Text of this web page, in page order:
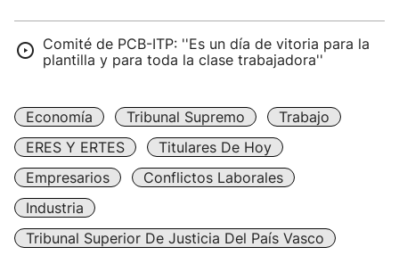
Comité de PCB-ITP: ''Es un día de vitoria para la
plantilla y para toda la clase trabajadora''
Economía Tribunal Supremo
Trabajo
ERES Y ERTES
Titulares De Hoy
Empresarios
Conflictos Laborales
Industria
Tribunal Superior De Justicia Del País Vasco